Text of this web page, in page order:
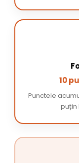
10
Punctele
puțin